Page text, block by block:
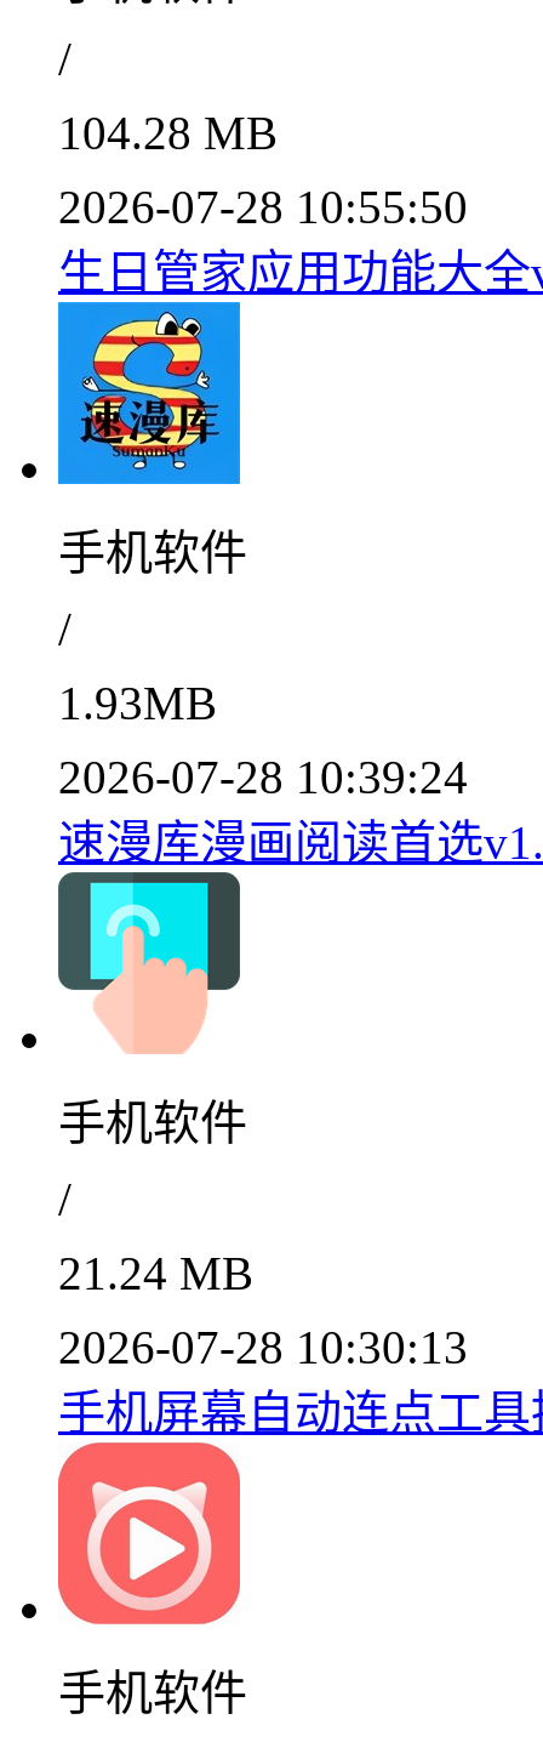
/
104.28 MB
2026-07-28 10:55:50
生日管家应用功能大全
手机软件
/
1.93MB
2026-07-28 10:39:24
速漫库漫画阅读首选
手机软件
/
21.24 MB
2026-07-28 10:30:13
手机屏幕自动连点工
手机软件